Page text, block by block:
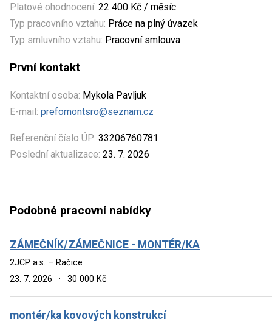
Platové ohodnocení: 22 400 Kč / měsíc
Typ pracovního vztahu: Práce na plný úvazek
Typ smluvního vztahu: Pracovní smlouva
První kontakt
Kontaktní osoba: Mykola Pavljuk
E-mail: prefomontsro@seznam.cz
Referenční číslo ÚP: 33206760781
Poslední aktualizace: 23. 7. 2026
Podobné pracovní nabídky
ZÁMEČNÍK/ZÁMEČNICE - MONTÉR/KA
2JCP a.s. – Račice
23. 7. 2026
· 30 000 Kč
montér/ka kovových konstrukcí